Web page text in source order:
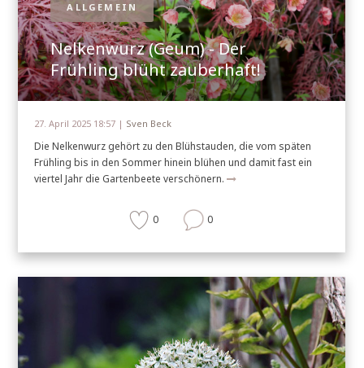
ALLGEMEIN
Nelkenwurz (Geum) - Der
Frühling blüht zauberhaft!
27. April 2025 18:57 | Sven Beck
Die Nelkenwurz gehört zu den Blühstauden, die vom späten
Frühling bis in den Sommer hinein blühen und damit fast ein
viertel Jahr die Gartenbeete verschönern.
0 0